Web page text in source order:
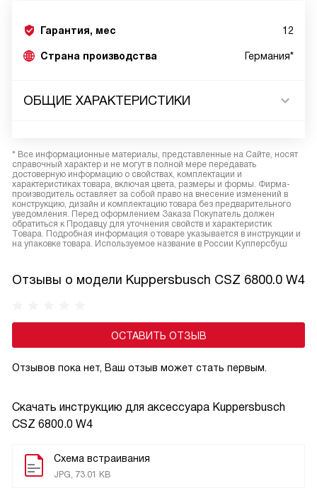
Скачать инструкцию для аксессуара Kuppersbusch
CSZ 6800.0 W4
Схема встраивания
JPG, 73.01 KB
Гарантия, мес 12
Страна производства Германия*
ОБЩИЕ ХАРАКТЕРИСТИКИ
* Все информационные материалы, представленные на Сайте, носят
справочный характер и не могут в полной мере передавать
достоверную информацию о свойствах, комплектации и
характеристиках товара, включая цвета, размеры и формы. Фирма-
производитель оставляет за собой право на внесение изменений в
конструкцию, дизайн и комплектацию товара без предварительного
уведомления. Перед оформлением Заказа Покупатель должен
обратиться к Продавцу для уточнения свойств и характеристик
Товара. Подробная информация о товаре указывается в инструкции и
на упаковке товара. Используемое название в России Купперсбуш
Отзывы о модели Kuppersbusch CSZ 6800.0 W4
ОСТАВИТЬ ОТЗЫВ
Отзывов пока нет, Ваш отзыв может стать первым.